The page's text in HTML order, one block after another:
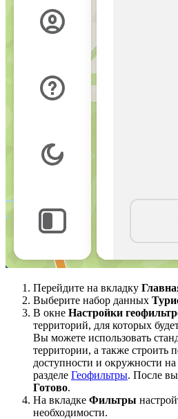
Перейдите на вкладку
Выберите набор данных
В окне Настройки
территорий, для которых
Вы можете использовать
территории, а также строить
доступности и окружности
разделе Геофильтры. После
Готово.
На вкладке Фильтры
необходимости.